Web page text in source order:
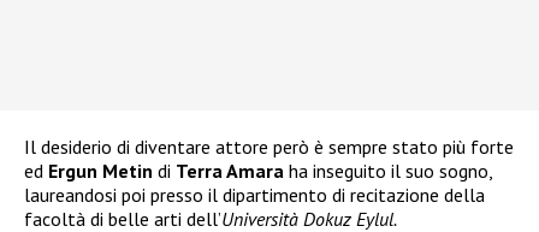
Il desiderio di diventare attore però è sempre stato più forte
ed Ergun Metin di Terra Amara ha inseguito il suo sogno,
laureandosi poi presso il dipartimento di recitazione della
facoltà di belle arti dell’Università Dokuz Eylul.